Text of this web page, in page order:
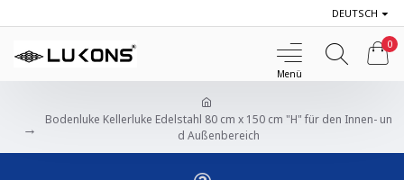
DEUTSCH
0
Bodenluke Kellerluke Edelstahl 80 cm x 150 cm "H" für den Innen- un
d Außenbereich